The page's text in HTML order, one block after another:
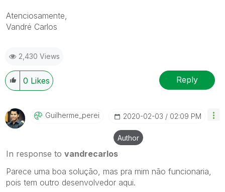
Atenciosamente,
Vandré Carlos
2,430 Views
0 Likes Reply
Guilherme_perei ‎2020-02-03 02:09 PM
Author
In response to vandrecarlos
Parece uma boa solução, mas pra mim não funcionaria,
pois tem outro desenvolvedor aqui.